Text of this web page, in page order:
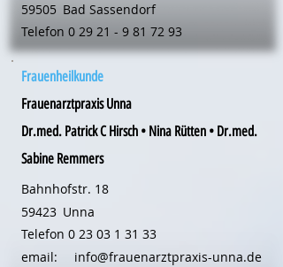
59505 Bad Sassendorf
Telefon 0 29 21 - 9 81 72 93
Frauenheilkunde
Frauenarztpraxis Unna
Dr.med. Patrick C Hirsch • Nina Rütten • Dr.med.
Sabine Remmers
Bahnhofstr. 18
59423 Unna
Telefon 0 23 03 1 31 33
email:
info@frauenarztpraxis-unna.de